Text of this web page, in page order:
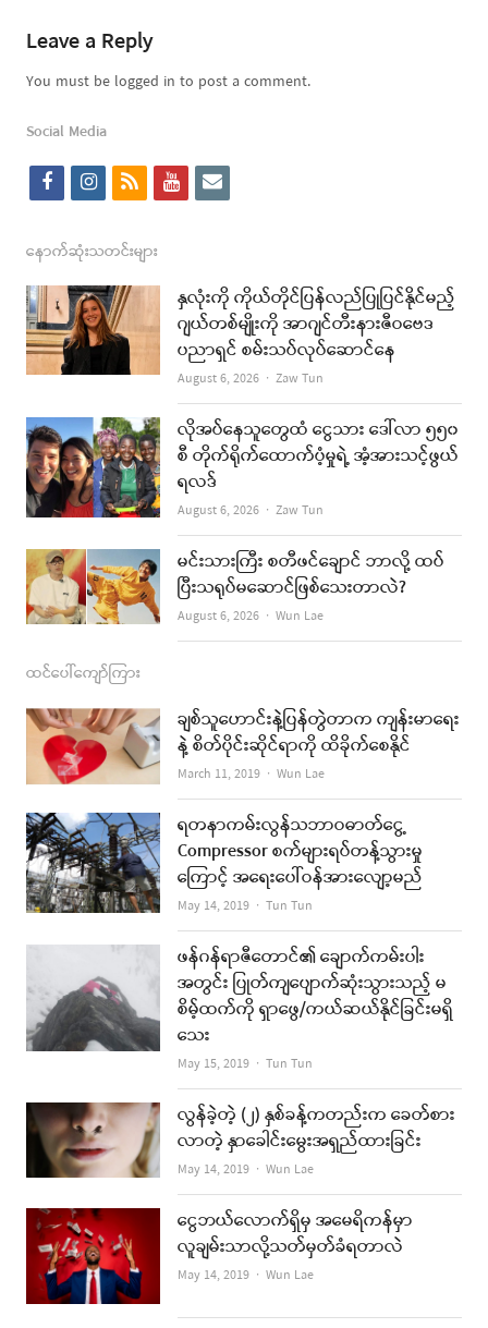
Leave a Reply
You must be logged in to post a comment.
Social Media
f
c
e
b
o
k
i
s
t
a
g
a
m
r
s
y
t
u
b
e
e
i
l
နောက်ဆုံးသတင်းများ
နှလုံးကို ကိုယ်တိုင်ပြန်လည်ပြုပြင်နိုင်မည့်
ဂျယ်တစ်မျိုးကို အာဂျင်တီးနားဇီဝဗေဒ
ပညာရှင် စမ်းသပ်လုပ်ဆောင်နေ
August 6, 2026 Author
Zaw Tun
လိုအပ်နေသူတွေထံ ငွေသား ဒေါ်လာ ၅၅၀
စီ တိုက်ရိုက်ထောက်ပံ့မှုရဲ့ အံ့အားသင့်ဖွယ်
ရလဒ်
August 6, 2026 Author
Zaw Tun
မင်းသားကြီး စတီဖင်ချောင် ဘာလို့ ထပ်
ပြီးသရုပ်မဆောင်ဖြစ်သေးတာလဲ?
August 6, 2026 Author
Wun Lae
ထင်ပေါ်ကျော်ကြား
ချစ်သူဟောင်းနဲ့ပြန်တွဲတာက ကျန်းမာရေး
နဲ့ စိတ်ပိုင်းဆိုင်ရာကို ထိခိုက်စေနိုင်
March 11, 2019 Author
Wun Lae
ရတနာကမ်းလွန်သဘာဝဓာတ်ငွေ့
Compressor စက်များရပ်တန့်သွားမှု
ကြောင့် အရေးပေါ်ဝန်အားလျော့မည်
May 14, 2019 Author
Tun Tun
ဖန်ဂန်ရာဇီတောင်၏ ချောက်ကမ်းပါး
အတွင်း ပြုတ်ကျပျောက်ဆုံးသွားသည့် မ
စိမ့်ထက်ကို ရှာဖွေ/ကယ်ဆယ်နိုင်ခြင်းမရှိ
သေး
May 15, 2019 Author
Tun Tun
လွန်ခဲ့တဲ့ (၂) နှစ်ခန့်ကတည်းက ခေတ်စား
လာတဲ့ နှာခေါင်းမွေးအရှည်ထားခြင်း
May 14, 2019 Author
Wun Lae
ငွေဘယ်လောက်ရှိမှ အမေရိကန်မှာ
လူချမ်းသာလို့သတ်မှတ်ခံရတာလဲ
May 14, 2019 Author
Wun Lae